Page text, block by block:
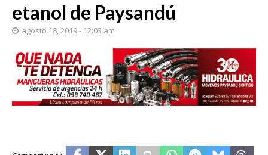
etanol de Paysandú
agosto 18, 2019 - 12:03 am